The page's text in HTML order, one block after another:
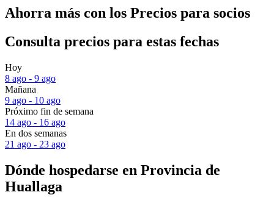
Ahorra más con los Precios para socios
Consulta precios para estas fechas
Hoy
8 ago - 9 ago
Mañana
9 ago - 10 ago
Próximo fin de semana
14 ago - 16 ago
En dos semanas
21 ago - 23 ago
Dónde hospedarse en Provincia de
Huallaga